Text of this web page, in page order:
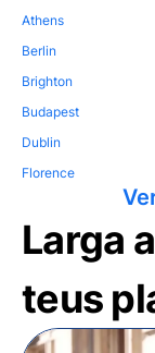
Athens
Berlin
Brighton
Budapest
Dublin
Florence
Larga
teus